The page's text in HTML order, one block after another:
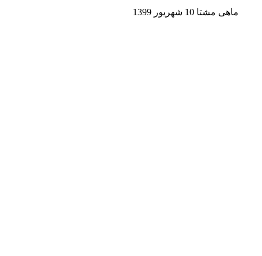
ماهی مشتا 10 شهریور 1399